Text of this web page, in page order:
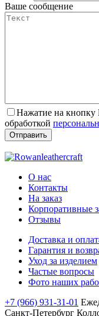
Ваше сообщение
Нажатие на кнопку
обработкой
О нас
Контакты
На заказ
Корпоративные
Отзывы
Доставка и
Гарантия и
Уход за изделием
Частые вопросы
Фото наших
+7 (966) 931-31-01
Санкт-Петербург